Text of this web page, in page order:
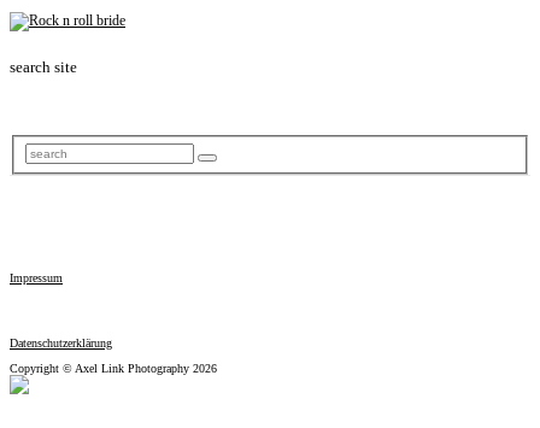
search site
Impressum
Datenschutzerklärung
Copyright © Axel Link Photography 2026